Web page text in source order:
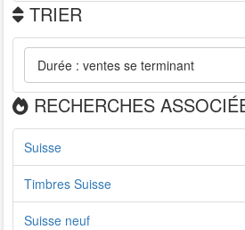
TRIER
RECHERCHES
Suisse
Timbres Suisse
Suisse neuf